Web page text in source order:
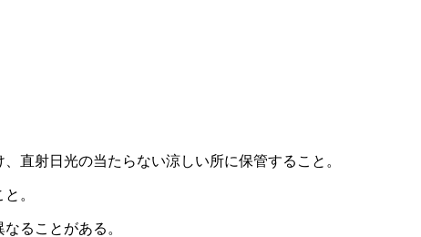
直射日光の当たらない涼しい所に保管すること。
。
ることがある。